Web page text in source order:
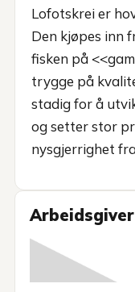
Lofotskrei er
Den kjøpes inn
fisken på
trygge på
stadig for å
og setter stor
nysgjerrighet